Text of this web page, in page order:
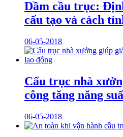
Dầm cầu trục:
cấu tạo và cách
06-05-2018
Cẩu trục nhà
công tăng năng
06-05-2018